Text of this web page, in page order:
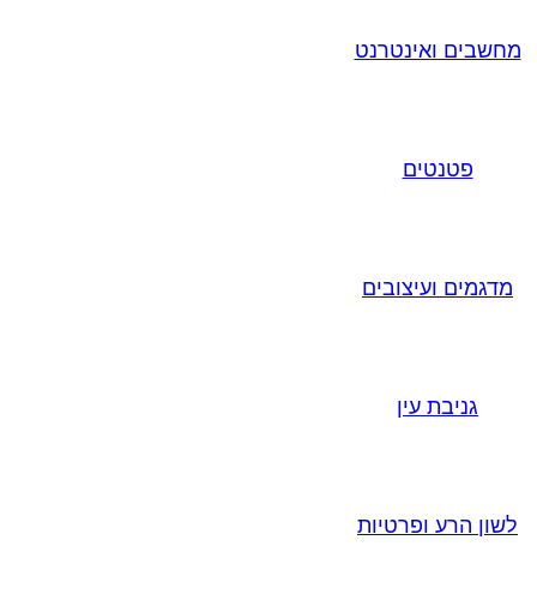
מחשבים ואינטרנט
פטנטים
מדגמים ועיצובים
גניבת עין
לשון הרע ופרטיות